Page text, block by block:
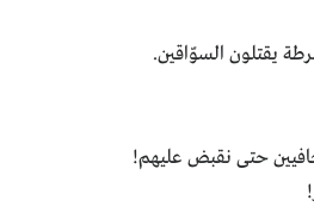
يقتلون السوّاقين.
حتى نقبض عليهم!